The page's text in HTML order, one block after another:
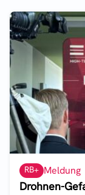
RB+ Meldung
Drohnen-